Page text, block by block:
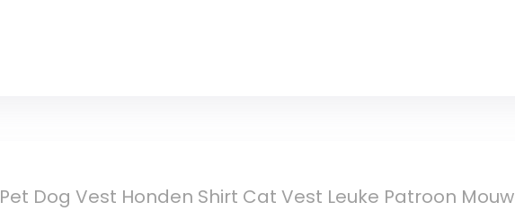
Pet Dog Vest Honden Shirt Cat Vest Leuke Patroon